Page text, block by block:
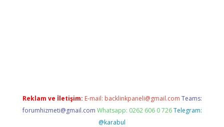
Reklam ve İletişim: E-mail: backlinkpaneli@gmail.com Teams:
forumhizmeti@gmail.com Whatsapp: 0262 606 0 726 Telegram:
@karabul